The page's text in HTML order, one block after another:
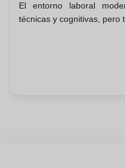
El entorno laboral
técnicas y cognitivas, pero